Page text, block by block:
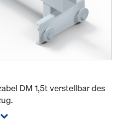
DM 1,5t verstellbar des